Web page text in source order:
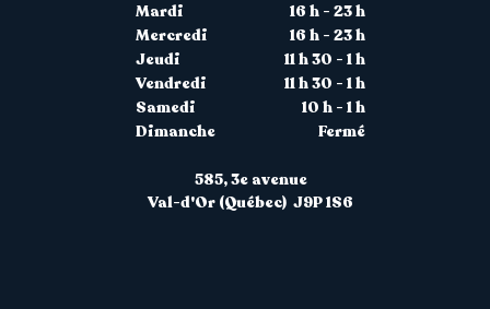
Mardi
16 h - 23 h
Mercredi
16 h - 23 h
Jeudi
11 h 30 - 1 h
Vendredi
11 h 30 - 1 h
Samedi
10 h - 1 h
Dimanche
Fermé
585, 3e avenue
Val-d'Or (Québec) J9P 1S6